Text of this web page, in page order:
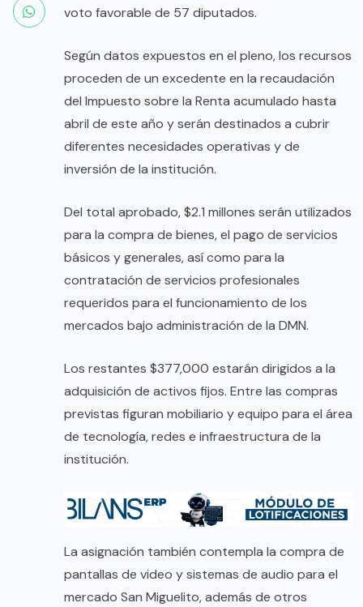
voto favorable de 57 diputados.
Según datos expuestos en el pleno, los recursos
proceden de un excedente en la recaudación
del Impuesto sobre la Renta acumulado hasta
abril de este año y serán destinados a cubrir
diferentes necesidades operativas y de
inversión de la institución.
Del total aprobado, $2.1 millones serán utilizados
para la compra de bienes, el pago de servicios
básicos y generales, así como para la
contratación de servicios profesionales
requeridos para el funcionamiento de los
mercados bajo administración de la DMN.
Los restantes $377,000 estarán dirigidos a la
adquisición de activos fijos. Entre las compras
previstas figuran mobiliario y equipo para el área
de tecnología, redes e infraestructura de la
institución.
La asignación también contempla la compra de
pantallas de video y sistemas de audio para el
mercado San Miguelito, además de otros